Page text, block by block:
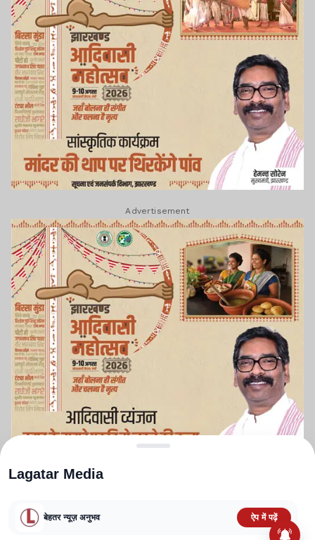
Advertisement
Lagatar Media
बेहतर न्यूज़ अनुभव ऐप में पढ़ें